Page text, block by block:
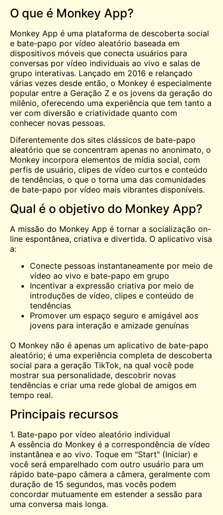
O que é Monkey App?
Monkey App é uma plataforma de descoberta social
e bate-papo por vídeo aleatório baseada em
dispositivos móveis que conecta usuários para
conversas por vídeo individuais ao vivo e salas de
grupo interativas. Lançado em 2016 e relançado
várias vezes desde então, o Monkey é especialmente
popular entre a Geração Z e os jovens da geração do
milênio, oferecendo uma experiência que tem tanto a
ver com diversão e criatividade quanto com
conhecer novas pessoas.
Diferentemente dos sites clássicos de bate-papo
aleatório que se concentram apenas no anonimato, o
Monkey incorpora elementos de mídia social, com
perfis de usuário, clipes de vídeo curtos e conteúdo
de tendências, o que o torna uma das comunidades
de bate-papo por vídeo mais vibrantes disponíveis.
Qual é o objetivo do Monkey App?
A missão do Monkey App é tornar a socialização on-
line espontânea, criativa e divertida. O aplicativo visa
a:
Conecte pessoas instantaneamente por meio de
vídeo ao vivo e bate-papo em grupo
Incentivar a expressão criativa por meio de
introduções de vídeo, clipes e conteúdo de
tendências
Promover um espaço seguro e amigável aos
jovens para interação e amizade genuínas
O Monkey não é apenas um aplicativo de bate-papo
aleatório; é uma experiência completa de descoberta
social para a geração TikTok, na qual você pode
mostrar sua personalidade, descobrir novas
tendências e criar uma rede global de amigos em
tempo real.
Principais recursos
1. Bate-papo por vídeo aleatório individual
A essência do Monkey é a correspondência de vídeo
instantânea e ao vivo. Toque em "Start" (Iniciar) e
você será emparelhado com outro usuário para um
rápido bate-papo câmera a câmera, geralmente com
duração de 15 segundos, mas vocês podem
concordar mutuamente em estender a sessão para
uma conversa mais longa.